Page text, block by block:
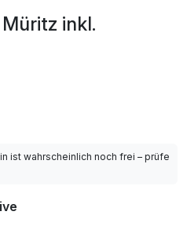
inkl.
ist wahrscheinlich noch frei – prüfe